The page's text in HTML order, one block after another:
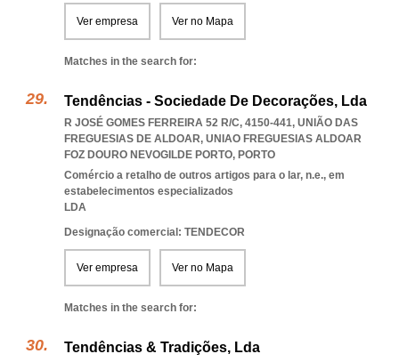
Ver empresa Ver no Mapa
Matches in the search for:
Tendências - Sociedade De Decorações, Lda
R JOSÉ GOMES FERREIRA 52 R/C, 4150-441, UNIÃO DAS
FREGUESIAS DE ALDOAR, UNIAO FREGUESIAS ALDOAR
FOZ DOURO NEVOGILDE PORTO, PORTO
Comércio a retalho de outros artigos para o lar, n.e., em
estabelecimentos especializados
LDA
Designação comercial: TENDECOR
Ver empresa Ver no Mapa
Matches in the search for:
Tendências & Tradições, Lda